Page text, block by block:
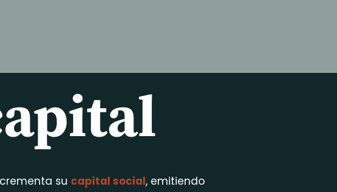
su capital social, emitiendo